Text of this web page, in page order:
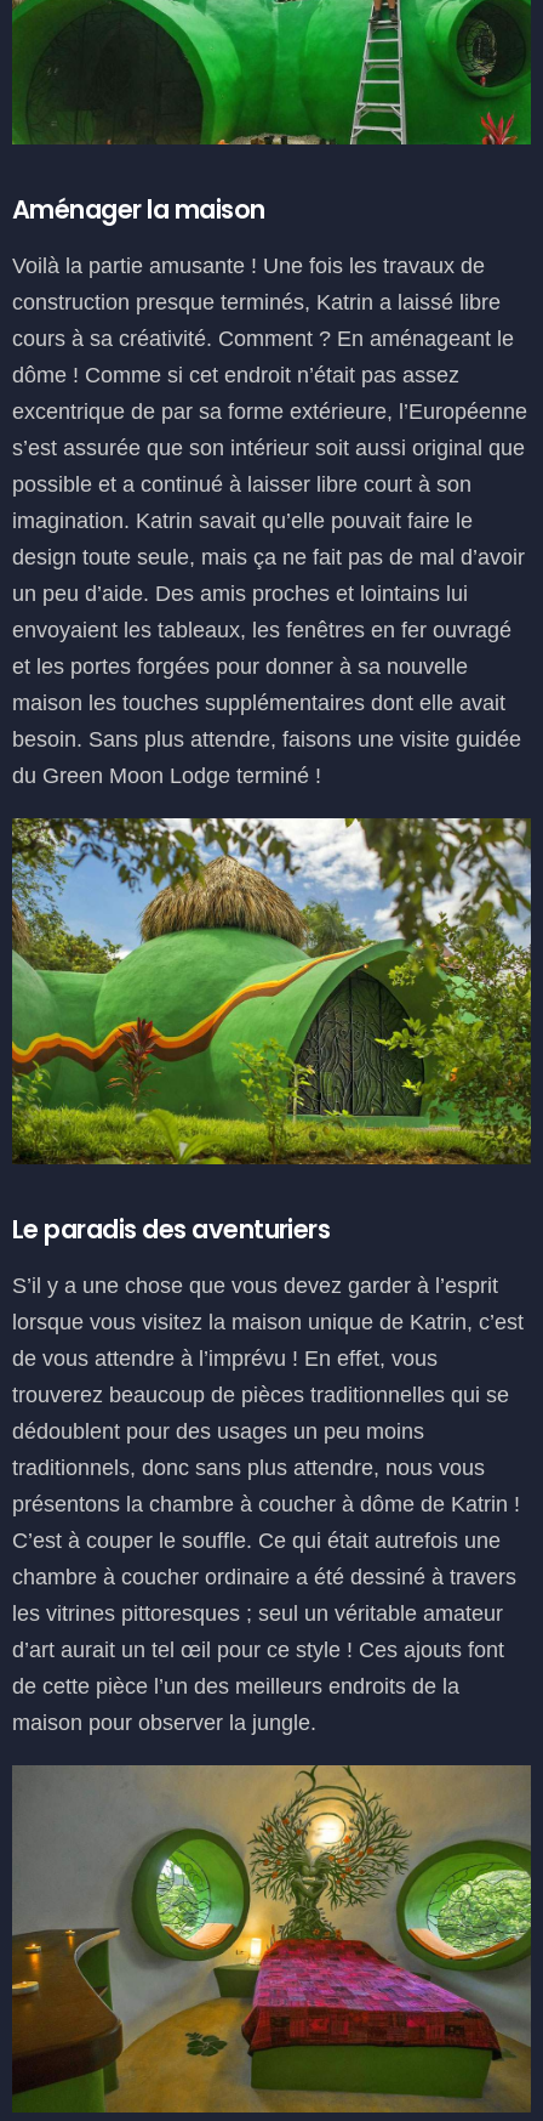
Aménager la maison
Voilà la partie amusante ! Une fois les travaux de
construction presque terminés, Katrin a laissé libre
cours à sa créativité. Comment ? En aménageant le
dôme ! Comme si cet endroit n’était pas assez
excentrique de par sa forme extérieure, l’Européenne
s’est assurée que son intérieur soit aussi original que
possible et a continué à laisser libre court à son
imagination. Katrin savait qu’elle pouvait faire le
design toute seule, mais ça ne fait pas de mal d’avoir
un peu d’aide. Des amis proches et lointains lui
envoyaient les tableaux, les fenêtres en fer ouvragé
et les portes forgées pour donner à sa nouvelle
maison les touches supplémentaires dont elle avait
besoin. Sans plus attendre, faisons une visite guidée
du Green Moon Lodge terminé !
Le paradis des aventuriers
S’il y a une chose que vous devez garder à l’esprit
lorsque vous visitez la maison unique de Katrin, c’est
de vous attendre à l’imprévu ! En effet, vous
trouverez beaucoup de pièces traditionnelles qui se
dédoublent pour des usages un peu moins
traditionnels, donc sans plus attendre, nous vous
présentons la chambre à coucher à dôme de Katrin !
C’est à couper le souffle. Ce qui était autrefois une
chambre à coucher ordinaire a été dessiné à travers
les vitrines pittoresques ; seul un véritable amateur
d’art aurait un tel œil pour ce style ! Ces ajouts font
de cette pièce l’un des meilleurs endroits de la
maison pour observer la jungle.